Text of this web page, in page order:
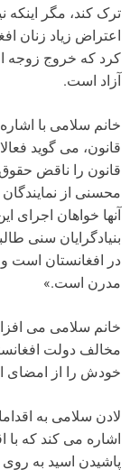
ترک کند، مگر اینکه
اعتراض زیاد زنان
کرد که خروج زوجه
آزاد است.
خانم سلامی با
قانون، می گوید
قانون را ناقض
محسنی از
آنها خواهان اجرای
بنیادگرایان سنی
در افغانستان
مدرن است.»
خانم سلامی می
مخالف دولت
خودش را از امضای
لادن سلامی به
اشاره می کند که با
پاشیدن اسید به